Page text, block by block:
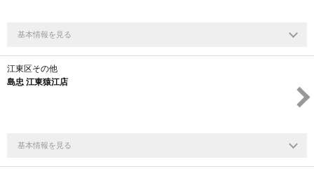
基本情報を見る
江東区その他
島忠 江東猿江店
基本情報を見る